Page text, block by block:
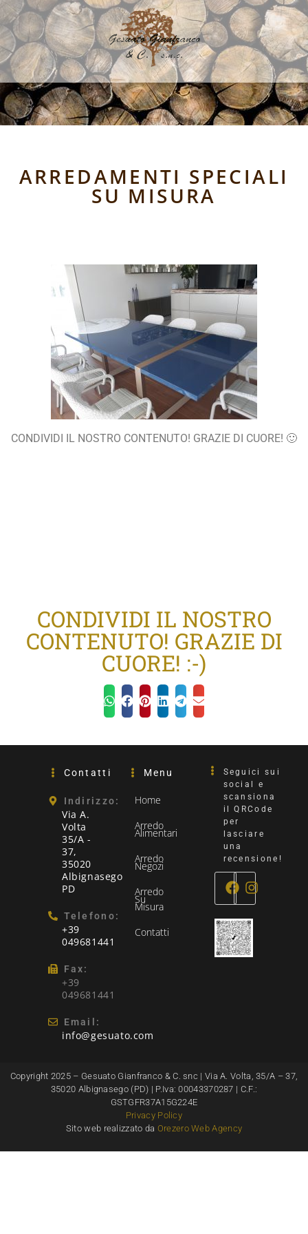
ARREDAMENTI SPECIALI
SU MISURA
CONDIVIDI IL NOSTRO CONTENUTO! GRAZIE DI CUORE! 🙂
CONDIVIDI IL NOSTRO
CONTENUTO! GRAZIE DI
CUORE! :-)
Contatti
Indirizzo:
Via A.
Volta
35/A -
37,
35020
Albignasego
PD
Telefono:
+39
049681441
Fax:
+39
049681441
Email:
info@gesuato.com
Menu
Home
Arredo
Alimentari
Arredo
Negozi
Arredo
Su
Misura
Contatti
Seguici sui
social e
scansiona
il QRCode
per
lasciare
una
recensione!
Copyright 2025 – Gesuato Gianfranco & C. snc | Via A. Volta, 35/A – 37,
35020 Albignasego (PD) | P.Iva: 00043370287 | C.F.:
GSTGFR37A15G224E
Privacy Policy
Sito web realizzato da Orezero Web Agency